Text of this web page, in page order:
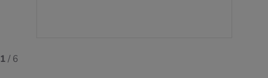
1/ 6